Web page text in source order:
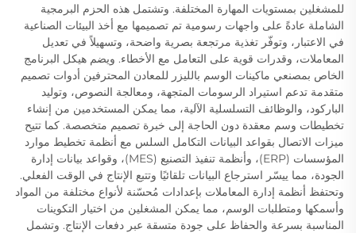
للمشغلين بمستويات المهارة المختلفة. وتشتمل هذه الحزم البرمجية
الشاملة عادةً على واجهات رسومية تم تصميمها مع أخذ البيئات الصناعية
في الاعتبار، وتوفّر تغذية مرتجعة بصرية واضحة، وتسهيلاً في تعديل
المعاملات، وقدرات قوية على التعامل مع الأخطاء. ويضم هيكل البرنامج
الخاص بمصنعي ماكينات الوسم بالليزر للمعادن المحترفين أدوات تصميم
متقدمة تدعم استيراد الرسومات المتجهة، ومعالجة النصوص، وتوليد
الباركود، والوظائف التسلسلية الآلية، مما يمكن المستخدمين من إنشاء
تخطيطات وسم معقدة دون الحاجة إلى خبرة تصميم متخصصة. كما تتيح
ميزات الاتصال بقواعد البيانات التكامل السلس مع أنظمة تخطيط موارد
المؤسسات (ERP)، وأنظمة تنفيذ التصنيع (MES)، وقواعد بيانات إدارة
الجودة، مما ييسّر استرجاع البيانات تلقائيًا وتتبع الإنتاج في الوقت الفعلي.
وتحتفظ أنظمة إدارة المعاملات بإعدادات مُحسّنة لأنواع مختلفة من المواد
وأسمكها ومتطلبات الوسم، مما يمكن المشغلين من اختيار التكوينات
المناسبة بسرعة والحفاظ على جودة متسقة عبر دفعات الإنتاج. وتشمل